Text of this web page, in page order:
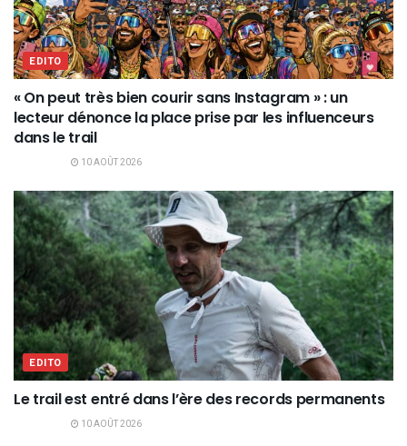
EDITO
« On peut très bien courir sans Instagram » : un
lecteur dénonce la place prise par les influenceurs
dans le trail
10 AOÛT 2026
EDITO
Le trail est entré dans l’ère des records permanents
10 AOÛT 2026